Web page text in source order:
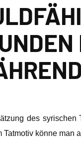
des
könne man